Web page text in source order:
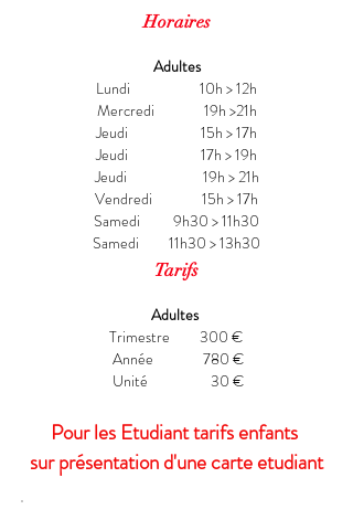
Horaires
Adultes
Lundi 10h > 12h
Mercredi 19h >21h
Jeudi 15h > 17h
Jeudi 17h > 19h
Jeudi 19h > 21h
Vendredi 15h > 17h
Samedi 9h30 > 11h30
Samedi 11h30 > 13h30
Tarifs
Adultes
Trimestre 300 €
Année 780 €
Unité 30 €
Pour les Etudiant tarifs enfants
sur présentation d'une carte etudiant